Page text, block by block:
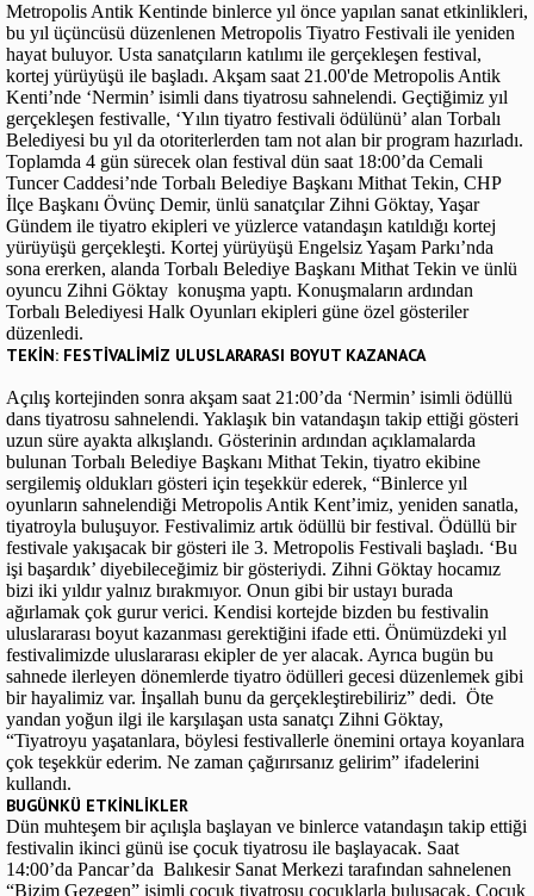
Metropolis Antik Kentinde binlerce yıl önce yapılan sanat etkinlikleri,
bu yıl üçüncüsü düzenlenen Metropolis Tiyatro Festivali ile yeniden
hayat buluyor. Usta sanatçıların katılımı ile gerçekleşen festival,
kortej yürüyüşü ile başladı. Akşam saat 21.00'de Metropolis Antik
Kenti’nde ‘Nermin’ isimli dans tiyatrosu sahnelendi. Geçtiğimiz yıl
gerçekleşen festivalle, ‘Yılın tiyatro festivali ödülünü’ alan Torbalı
Belediyesi bu yıl da otoriterlerden tam not alan bir program hazırladı.
Toplamda 4 gün sürecek olan festival dün saat 18:00’da Cemali
Tuncer Caddesi’nde Torbalı Belediye Başkanı Mithat Tekin, CHP
İlçe Başkanı Övünç Demir, ünlü sanatçılar Zihni Göktay, Yaşar
Gündem ile tiyatro ekipleri ve yüzlerce vatandaşın katıldığı kortej
yürüyüşü gerçekleşti. Kortej yürüyüşü Engelsiz Yaşam Parkı’nda
sona ererken, alanda Torbalı Belediye Başkanı Mithat Tekin ve ünlü
oyuncu Zihni Göktay konuşma yaptı. Konuşmaların ardından
Torbalı Belediyesi Halk Oyunları ekipleri güne özel gösteriler
düzenledi.
TEKİN: FESTİVALİMİZ ULUSLARARASI BOYUT KAZANACA
Açılış kortejinden sonra akşam saat 21:00’da ‘Nermin’ isimli ödüllü
dans tiyatrosu sahnelendi. Yaklaşık bin vatandaşın takip ettiği gösteri
uzun süre ayakta alkışlandı. Gösterinin ardından açıklamalarda
bulunan Torbalı Belediye Başkanı Mithat Tekin, tiyatro ekibine
sergilemiş oldukları gösteri için teşekkür ederek, “Binlerce yıl
oyunların sahnelendiği Metropolis Antik Kent’imiz, yeniden sanatla,
tiyatroyla buluşuyor. Festivalimiz artık ödüllü bir festival. Ödüllü bir
festivale yakışacak bir gösteri ile 3. Metropolis Festivali başladı. ‘Bu
işi başardık’ diyebileceğimiz bir gösteriydi. Zihni Göktay hocamız
bizi iki yıldır yalnız bırakmıyor. Onun gibi bir ustayı burada
ağırlamak çok gurur verici. Kendisi kortejde bizden bu festivalin
uluslararası boyut kazanması gerektiğini ifade etti. Önümüzdeki yıl
festivalimizde uluslararası ekipler de yer alacak. Ayrıca bugün bu
sahnede ilerleyen dönemlerde tiyatro ödülleri gecesi düzenlemek gibi
bir hayalimiz var. İnşallah bunu da gerçekleştirebiliriz” dedi. Öte
yandan yoğun ilgi ile karşılaşan usta sanatçı Zihni Göktay,
“Tiyatroyu yaşatanlara, böylesi festivallerle önemini ortaya koyanlara
çok teşekkür ederim. Ne zaman çağırırsanız gelirim” ifadelerini
kullandı.
BUGÜNKÜ ETKİNLİKLER
Dün muhteşem bir açılışla başlayan ve binlerce vatandaşın takip ettiği
festivalin ikinci günü ise çocuk tiyatrosu ile başlayacak. Saat
14:00’da Pancar’da Balıkesir Sanat Merkezi tarafından sahnelenen
“Bizim Gezegen” isimli çocuk tiyatrosu çocuklarla buluşacak. Çocuk